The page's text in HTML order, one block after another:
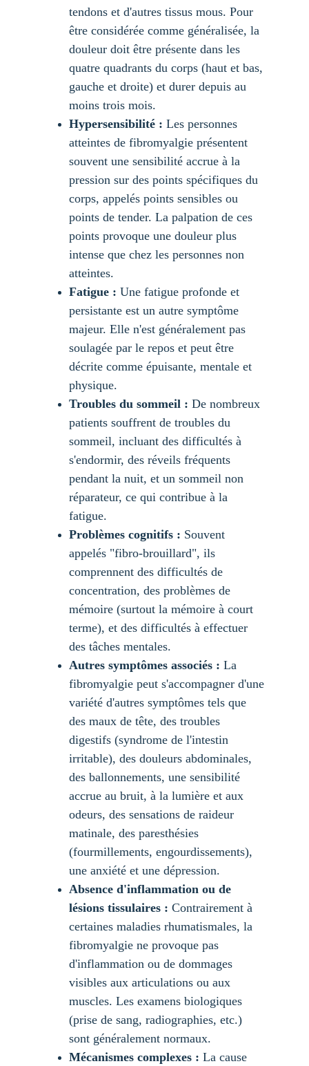
tendons et d'autres tissus mous. Pour
être considérée comme généralisée, la
douleur doit être présente dans les
quatre quadrants du corps (haut et bas,
gauche et droite) et durer depuis au
moins trois mois.
Hypersensibilité : Les personnes
atteintes de fibromyalgie présentent
souvent une sensibilité accrue à la
pression sur des points spécifiques du
corps, appelés points sensibles ou
points de tender. La palpation de ces
points provoque une douleur plus
intense que chez les personnes non
atteintes.
Fatigue : Une fatigue profonde et
persistante est un autre symptôme
majeur. Elle n'est généralement pas
soulagée par le repos et peut être
décrite comme épuisante, mentale et
physique.
Troubles du sommeil : De nombreux
patients souffrent de troubles du
sommeil, incluant des difficultés à
s'endormir, des réveils fréquents
pendant la nuit, et un sommeil non
réparateur, ce qui contribue à la
fatigue.
Problèmes cognitifs : Souvent
appelés "fibro-brouillard", ils
comprennent des difficultés de
concentration, des problèmes de
mémoire (surtout la mémoire à court
terme), et des difficultés à effectuer
des tâches mentales.
Autres symptômes associés : La
fibromyalgie peut s'accompagner d'une
variété d'autres symptômes tels que
des maux de tête, des troubles
digestifs (syndrome de l'intestin
irritable), des douleurs abdominales,
des ballonnements, une sensibilité
accrue au bruit, à la lumière et aux
odeurs, des sensations de raideur
matinale, des paresthésies
(fourmillements, engourdissements),
une anxiété et une dépression.
Absence d'inflammation ou de
lésions tissulaires : Contrairement à
certaines maladies rhumatismales, la
fibromyalgie ne provoque pas
d'inflammation ou de dommages
visibles aux articulations ou aux
muscles. Les examens biologiques
(prise de sang, radiographies, etc.)
sont généralement normaux.
Mécanismes complexes : La cause